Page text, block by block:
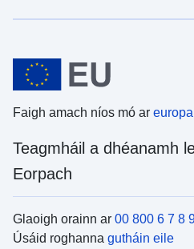
Faigh amach níos mó ar
Teagmháil a dhéanamh
Eorpach
Glaoigh orainn ar 00 800 6 7 8
Úsáid roghanna gutháin eile